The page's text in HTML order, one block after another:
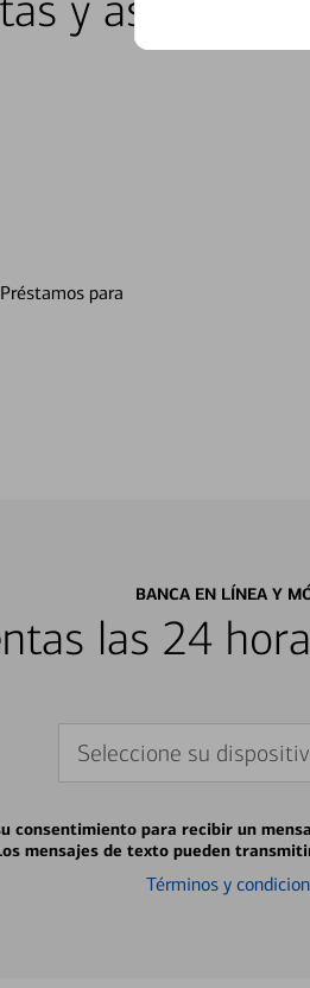
y asesores
para
BANCA EN LÍNEA Y
las 24
Seleccione su
para recibir un
mensajes de texto pueden
Términos y